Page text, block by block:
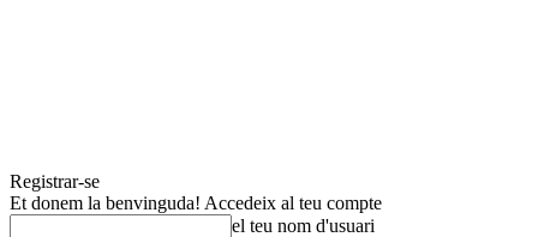
Registrar-se
Et donem la benvinguda! Accedeix al teu compte
el teu nom d'usuari